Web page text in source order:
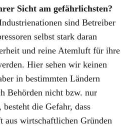
Sicht am gefährlichsten?
sind Betreiber
selbst stark daran
und reine Atemluft für ihre
Hier sehen wir keinen
in bestimmten Ländern
Behörden nicht bzw. nur
die Gefahr, dass
aus wirtschaftlichen Gründen